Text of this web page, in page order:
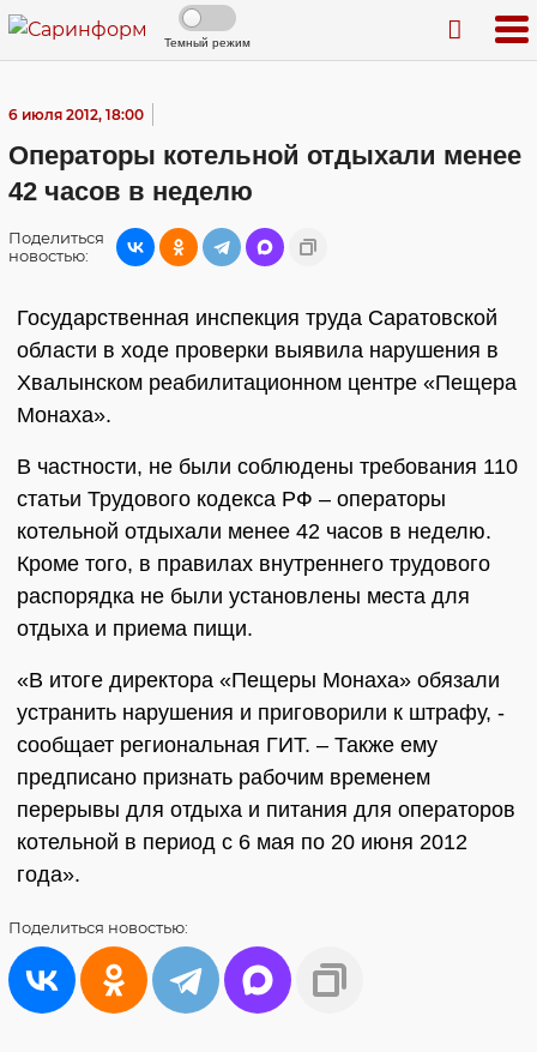
Темный режим
6 июля 2012, 18:00
Операторы котельной отдыхали менее
42 часов в неделю
Поделиться
новостью:
Государственная инспекция труда Саратовской
области в ходе проверки выявила нарушения в
Хвалынском реабилитационном центре «Пещера
Монаха».
В частности, не были соблюдены требования 110
статьи Трудового кодекса РФ – операторы
котельной отдыхали менее 42 часов в неделю.
Кроме того, в правилах внутреннего трудового
распорядка не были установлены места для
отдыха и приема пищи.
«В итоге директора «Пещеры Монаха» обязали
устранить нарушения и приговорили к штрафу, -
сообщает региональная ГИТ. – Также ему
предписано признать рабочим временем
перерывы для отдыха и питания для операторов
котельной в период с 6 мая по 20 июня 2012
года».
Поделиться новостью: